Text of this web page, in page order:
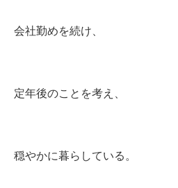
会社勤めを続け、
定年後のことを考え、
穏やかに暮らしている。